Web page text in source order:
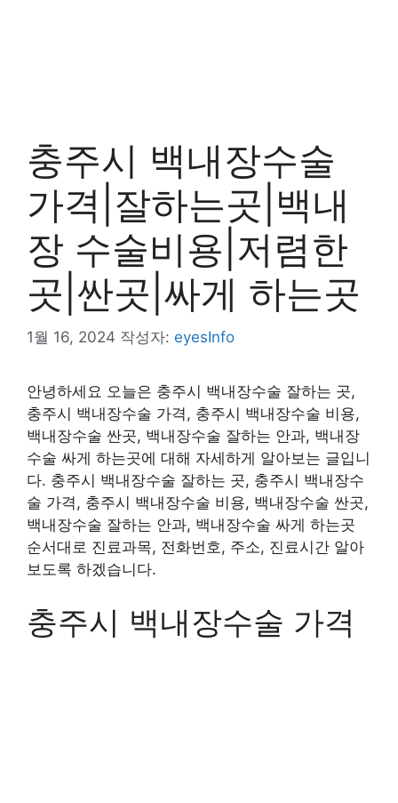
충주시 백내장수술
가격|잘하는곳|백내
장 수술비용|저렴한
곳|싼곳|싸게 하는곳
1월 16, 2024 작성자: eyesInfo
안녕하세요 오늘은 충주시 백내장수술 잘하는 곳,
충주시 백내장수술 가격, 충주시 백내장수술 비용,
백내장수술 싼곳, 백내장수술 잘하는 안과, 백내장
수술 싸게 하는곳에 대해 자세하게 알아보는 글입니
다. 충주시 백내장수술 잘하는 곳, 충주시 백내장수
술 가격, 충주시 백내장수술 비용, 백내장수술 싼곳,
백내장수술 잘하는 안과, 백내장수술 싸게 하는곳
순서대로 진료과목, 전화번호, 주소, 진료시간 알아
보도록 하겠습니다.
충주시 백내장수술 가격